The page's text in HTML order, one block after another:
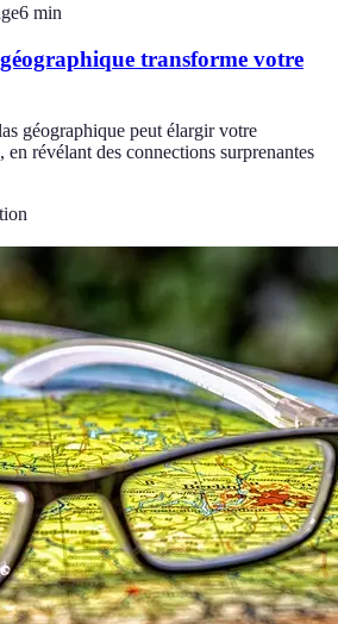
6 min
transforme votre
géographique peut élargir votre
en révélant des connections surprenantes